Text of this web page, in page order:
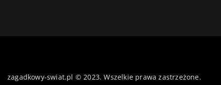
zagadkowy-swiat.pl © 2023. Wszelkie prawa zastrzeżone.